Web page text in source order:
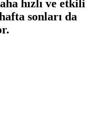
hızlı ve etkili
sonları da